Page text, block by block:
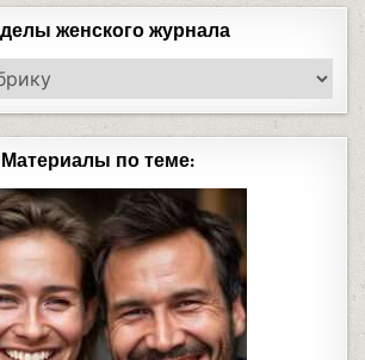
женского журнала
Материалы по теме: